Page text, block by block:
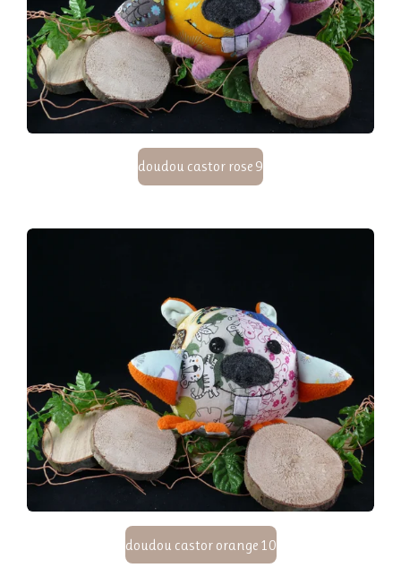
doudou castor rose 9
doudou castor orange 10